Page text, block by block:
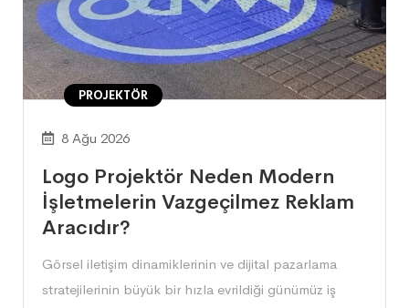
PROJEKTÖR
8 Ağu 2026
Logo Projektör Neden Modern
İşletmelerin Vazgeçilmez Reklam
Aracıdır?
Görsel iletişim dinamiklerinin ve dijital pazarlama
stratejilerinin büyük bir hızla evrildiği günümüz iş